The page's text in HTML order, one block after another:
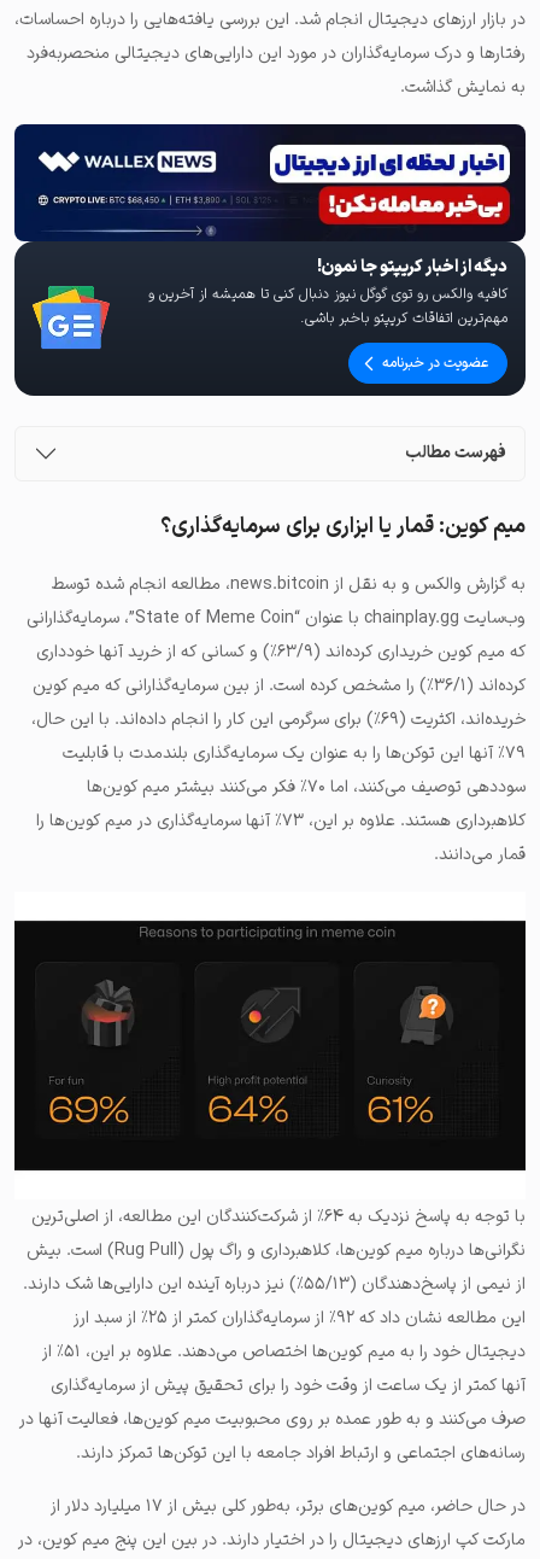
در بازار ارزهای دیجیتال انجام شد. این بررسی یافته‌هایی را درباره احساسات،
رفتارها و درک سرمایه‌گذاران در مورد این دارایی‌های دیجیتالی منحصربه‌فرد
به نمایش گذاشت.
دیگه از اخبار کریپتو جا نمون!
کافیه والکس رو توی گوگل نیوز دنبال کنی تا همیشه از آخرین و
مهم‌ترین اتفاقات کریپتو باخبر باشی.
عضویت در خبرنامه
فهرست مطالب
میم کوین: قمار یا ابزاری برای سرمایه‌گذاری؟
به گزارش والکس و به نقل از news.bitcoin،‌ مطالعه انجام شده توسط
وب‌سایت chainplay.gg با عنوان “State of Meme Coin”، سرمایه‌گذارانی
که میم کوین خریداری کرده‌اند (۶۳/۹٪) و کسانی که از خرید آنها خودداری
کرده‌اند (۳۶/۱٪) را مشخص کرده است. از بین سرمایه‌گذارانی که میم کوین
خریده‌اند، اکثریت (۶۹٪) برای سرگرمی این کار را انجام داده‌اند. با این حال،
۷۹٪ آنها این توکن‌ها را به عنوان یک سرمایه‌گذاری بلندمدت با قابلیت
سوددهی توصیف می‌کنند، اما ۷۰٪ فکر می‌کنند بیشتر میم کوین‌ها
کلاهبرداری هستند. علاوه بر این، ۷۳٪ آنها سرمایه‌گذاری در میم کوین‌ها را
قمار می‌دانند.
با توجه به پاسخ نزدیک به ۶۴٪ از شرکت‌کنندگان این مطالعه، از اصلی‌ترین
نگرانی‌ها درباره میم کوین‌ها، کلاهبرداری و راگ پول (Rug Pull) است. بیش
از نیمی از پاسخ‌دهندگان (۵۵/۱۳٪) نیز درباره آینده این دارایی‌ها شک دارند.
این مطالعه نشان داد که ۹۲٪ از سرمایه‌گذاران کمتر از ۲۵٪ از سبد ارز
دیجیتال خود را به میم کوین‌ها اختصاص می‌دهند. علاوه بر این، ۵۱٪ از
آنها کمتر از یک ساعت از وقت خود را برای تحقیق پیش از سرمایه‌گذاری
صرف می‌کنند و به طور عمده بر روی محبوبیت میم کوین‌ها، فعالیت آنها در
رسانه‌های اجتماعی و ارتباط افراد جامعه با این توکن‌ها تمرکز دارند.
در حال حاضر، میم کوین‌های برتر، به‌طور کلی بیش از ۱۷ میلیارد دلار از
مارکت کپ ارزهای دیجیتال را در اختیار دارند. در بین این پنج میم کوین، در